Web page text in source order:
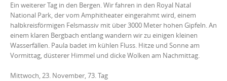
Ein weiterer Tag in den Bergen. Wir fahren in den Royal Natal
National Park, der vom Amphitheater eingerahmt wird, einem
halbkreisförmigen Felsmassiv mit über 3000 Meter hohen Gipfeln. An
einem klaren Bergbach entlang wandern wir zu einigen kleinen
Wasserfällen. Paula badet im kühlen Fluss. Hitze und Sonne am
Vormittag, düsterer Himmel und dicke Wolken am Nachmittag.
Mittwoch, 23. November, 73. Tag